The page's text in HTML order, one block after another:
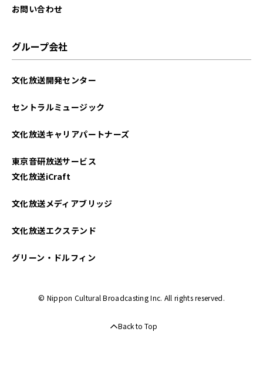
お問い合わせ
グループ会社
文化放送開発センター
セントラルミュージック
文化放送キャリアパートナーズ
東京音研放送サービス
文化放送iCraft
文化放送メディアブリッジ
文化放送エクステンド
グリーン・ドルフィン
© Nippon Cultural Broadcasting Inc. All rights reserved.
Back to Top